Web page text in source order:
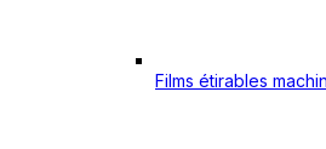
Films étirables